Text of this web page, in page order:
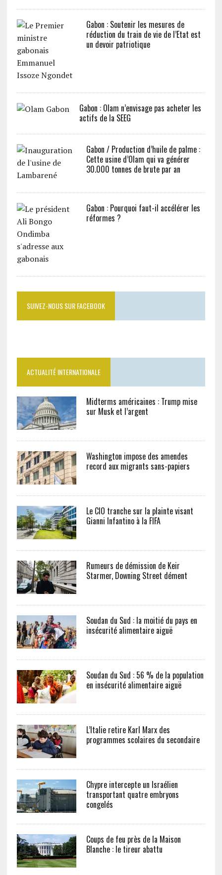
Gabon : Soutenir les mesures de
réduction du train de vie de l’Etat est
un devoir patriotique
Gabon : Olam n’envisage pas acheter les
actifs de la SEEG
Gabon / Production d’huile de palme :
Cette usine d’Olam qui va générer
30.000 tonnes de brute par an
Gabon : Pourquoi faut-il accélérer les
réformes ?
SUIVEZ-NOUS SUR FACEBOOK
ACTUALITÉ INTERNATIONALE
Midterms américaines : Trump mise
sur Musk et l’argent
Washington impose des amendes
record aux migrants sans-papiers
Le CIO tranche sur la plainte visant
Gianni Infantino à la FIFA
Rumeurs de démission de Keir
Starmer, Downing Street dément
Soudan du Sud : la moitié du pays en
insécurité alimentaire aiguë
Soudan du Sud : 56 % de la population
en insécurité alimentaire aiguë
L’Italie retire Karl Marx des
programmes scolaires du secondaire
Chypre intercepte un Israélien
transportant quatre embryons
congelés
Coups de feu près de la Maison
Blanche : le tireur abattu